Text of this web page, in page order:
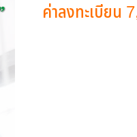
ค่าลงทะเบียน